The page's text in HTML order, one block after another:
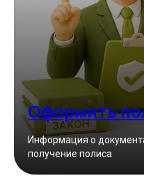
Оформить
Информация о
получение полиса